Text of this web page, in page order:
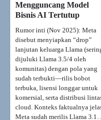
Mengguncang Model
Bisnis AI Tertutup
Rumor inti (Nov 2025): Meta
disebut menyiapkan “drop”
lanjutan keluarga Llama
dijuluki Llama 3.5/4 oleh
komunitas) dengan pola yang
sudah terbukti—rilis bobot
terbuka, lisensi longgar untuk
komersial, serta distribusi
cloud. Konteks faktualnya
Meta sudah merilis Llama